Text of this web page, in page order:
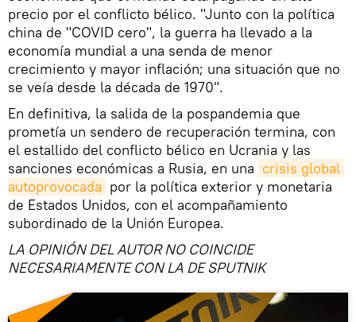
precio por el conflicto bélico. "Junto con la política
china de "COVID cero", la guerra ha llevado a la
economía mundial a una senda de menor
crecimiento y mayor inflación; una situación que no
se veía desde la década de 1970".
En definitiva, la salida de la pospandemia que
prometía un sendero de recuperación termina, con
el estallido del conflicto bélico en Ucrania y las
sanciones económicas a Rusia, en una crisis global
autoprovocada por la política exterior y monetaria
de Estados Unidos, con el acompañamiento
subordinado de la Unión Europea.
LA OPINIÓN DEL AUTOR NO COINCIDE
NECESARIAMENTE CON LA DE SPUTNIK